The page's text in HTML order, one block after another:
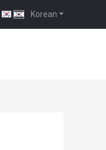
Korean